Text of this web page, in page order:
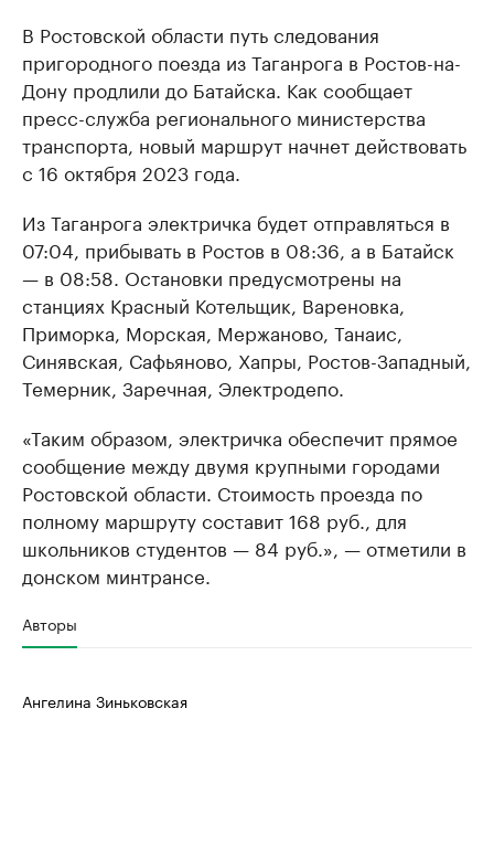
В Ростовской области путь следования
пригородного поезда из Таганрога в Ростов-на-
Дону продлили до Батайска. Как сообщает
пресс-служба регионального министерства
транспорта, новый маршрут начнет действовать
с 16 октября 2023 года.
Из Таганрога электричка будет отправляться в
07:04, прибывать в Ростов в 08:36, а в Батайск
— в 08:58. Остановки предусмотрены на
станциях Красный Котельщик, Вареновка,
Приморка, Морская, Мержаново, Танаис,
Синявская, Сафьяново, Хапры, Ростов-Западный,
Темерник, Заречная, Электродепо.
«Таким образом, электричка обеспечит прямое
сообщение между двумя крупными городами
Ростовской области. Стоимость проезда по
полному маршруту составит 168 руб., для
школьников студентов — 84 руб.», — отметили в
донском минтрансе.
Авторы
Ангелина Зиньковская